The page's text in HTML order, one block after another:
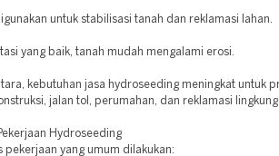
untuk stabilisasi tanah dan reklamasi lahan.
yang baik, tanah mudah mengalami erosi.
kebutuhan jasa hydroseeding meningkat untuk
jalan tol, perumahan, dan reklamasi
Hydroseeding
pekerjaan yang umum dilakukan: